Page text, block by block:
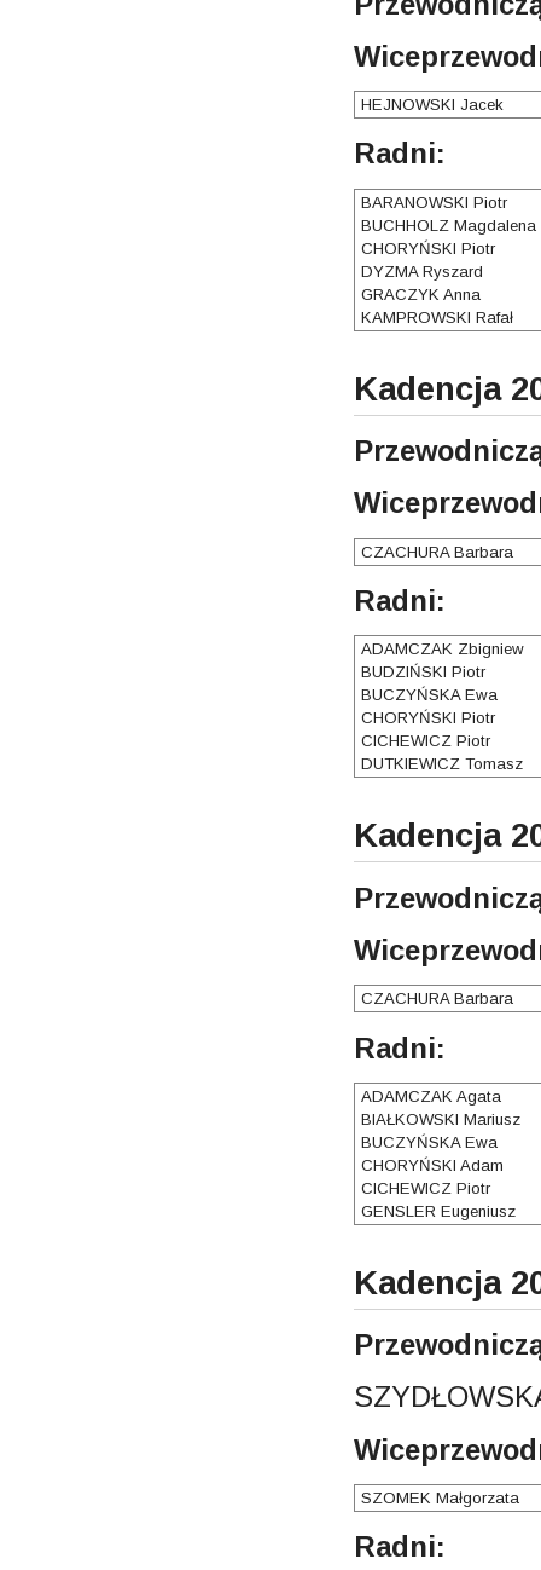
HEJNOWSKI Jacek
Radni:
BARANOWSKI Piotr
BUCHHOLZ Magdalena
CHORYŃSKI Piotr
DYZMA Ryszard
GRACZYK Anna
KAMPROWSKI Rafał
Kadencja
CZACHURA Barbara
Radni:
ADAMCZAK Zbigniew
BUDZIŃSKI Piotr
BUCZYŃSKA Ewa
CHORYŃSKI Piotr
CICHEWICZ Piotr
DUTKIEWICZ Tomasz
Kadencja
CZACHURA Barbara
Radni:
ADAMCZAK Agata
BIAŁKOWSKI Mariusz
BUCZYŃSKA Ewa
CHORYŃSKI Adam
CICHEWICZ Piotr
GENSLER Eugeniusz
Kadencja
SZOMEK Małgorzata
Radni: